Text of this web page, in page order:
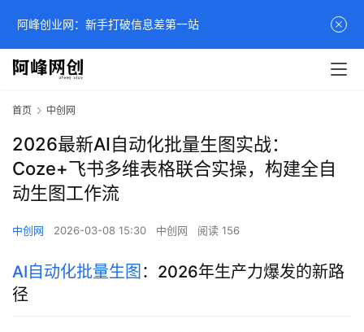
首页 中创网
2026最新AI自动化批量生图实战：
Coze+飞书多维表格联合实操，构建全自
动生图工作流
中创网 2026-03-08 15:30 中创网 阅读 156
AI自动化批量生图 ：2026年生产力爆发的新路
径
阿峰创业网：新手打破信息差第一站